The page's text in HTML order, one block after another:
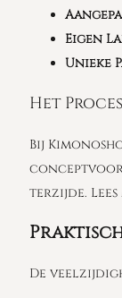
Eigen
Unieke
Het
Bij
terzijde.
De